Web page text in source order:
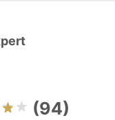
(94)